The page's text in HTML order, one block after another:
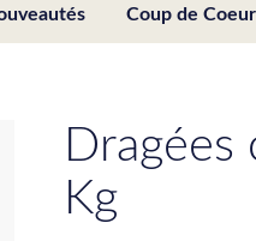
Coup de
Dragées
Kg